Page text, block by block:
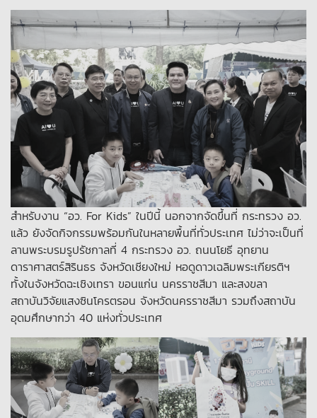
สำหรับงาน “อว. For Kids” ในปีนี้ นอกจากจัดขึ้นที่ กระทรวง อว.
แล้ว ยังจัดกิจกรรมพร้อมกันในหลายพื้นที่ทั่วประเทศ ไม่ว่าจะเป็นที่
ลานพระบรมรูปรัชกาลที่ 4 กระทรวง อว. ถนนโยธี อุทยาน
ดาราศาสตร์สิรินธร จังหวัดเชียงใหม่ หอดูดาวเฉลิมพระเกียรติฯ
ทั้งในจังหวัดฉะเชิงเทรา ขอนแก่น นครราชสีมา และสงขลา
สถาบันวิจัยแสงซินโครตรอน จังหวัดนครราชสีมา รวมถึงสถาบัน
อุดมศึกษากว่า 40 แห่งทั่วประเทศ